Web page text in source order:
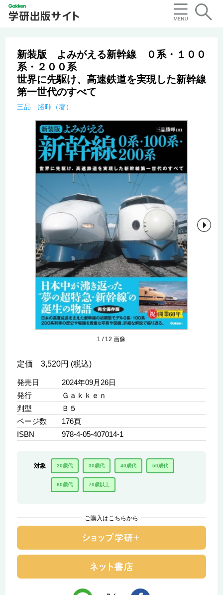
新装版 よみがえる新幹線 ０系・１００
系・２００系
世界に先駆け、高速鉄道を実現した新幹線
第一世代のすべて
三品 勝暉（著）
1 / 12 画像
定価 3,520円 (税込)
発売日
2024年09月26日
発行
Ｇａｋｋｅｎ
判型
Ｂ５
ページ数
176頁
ISBN
978-4-05-407014-1
対象 20歳代 30歳代 40歳代 50歳代
60歳代 70歳以上
ご購入はこちらから